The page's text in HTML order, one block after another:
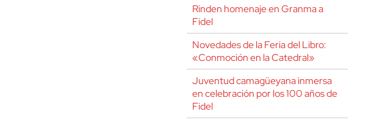
Rinden homenaje en Granma a
Fidel
Novedades de la Feria del Libro:
«Conmoción en la Catedral»
Juventud camagüeyana inmersa
en celebración por los 100 años de
Fidel